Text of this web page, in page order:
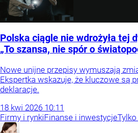
Polska ciągle nie wdrożyła tej
„To szansa, nie spór o
Nowe unijne przepisy wymuszają
Ekspertka wskazuje, że kluczowe są
deklaracje.
18 kwi 2026 10:11
Firmy i rynkiFinanse i inwestycje